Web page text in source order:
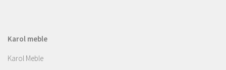
Karol meble
Karol Meble